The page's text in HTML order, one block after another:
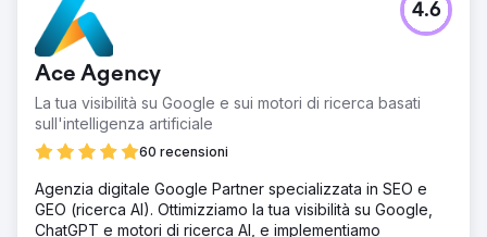
Ace Agency
La tua visibilità su Google e sui motori di ricerca basati
sull'intelligenza artificiale
60 recensioni
4.6
Agenzia digitale Google Partner specializzata in SEO e
GEO (ricerca AI). Ottimizziamo la tua visibilità su Google,
ChatGPT e motori di ricerca AI, e implementiamo